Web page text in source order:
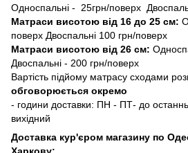
Односпальні - 25грн/поверх
Матраси висотою від 16 до 25 см:
поверх Двоспальні 100 грн/поверх
Матраси висотою від 26 см:
Двоспальні - 200 грн/поверх
Вартість підйому матрасу сходами
обговорюється окремо
- години доставки: ПН - ПТ- до
вихідний
Доставка кур'єром магазину по
Харкову: